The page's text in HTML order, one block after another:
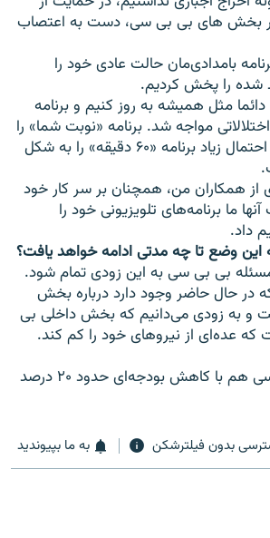
بخش های بی بی سی، دست به اعتصاب
بامدادی‌مان حالت عادی خود را
شده را پخش کرديم.
دائما مثل هميشه به روز کنيم و برنامه
اختلالاتی مواجه شد. برنامه «نوبت شما» را
نخواهيم داشت و به احتمال زياد برنامه «۶۰ دقيقه» را به شکل
از همکاران من، همچنان بر سر کار خود
ما برنامه‌های تلويزيونی خود را
داد.
وضع تا چه مدتی ادامه خواهد يافت؟
بی بی سی به اين زودی تمام شود.
در حال حاضر وجود دارد درباره بخش
و به زودی می‌دانيم که بخش داخلی بی
عده‌ای از نيروهای خود را کم کند.
بخش داخلی بی بی سی هم با کاهش بودجه‌ای حدود ۲۰ درصد
بدون فیلترشکن به ما بپیوندید